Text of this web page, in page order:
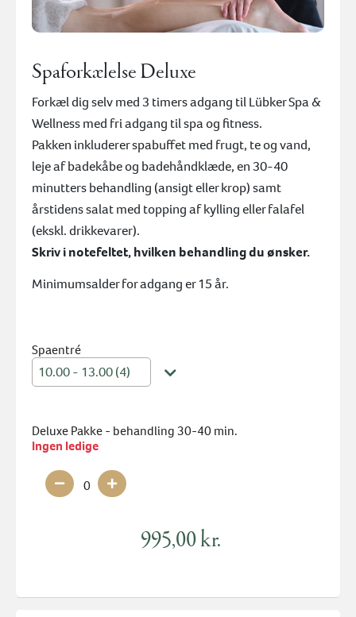
Spaforkælelse Deluxe
Forkæl dig selv med 3 timers adgang til Lübker Spa &
Wellness med fri adgang til spa og fitness.
Pakken inkluderer spabuffet med frugt, te og vand,
leje af badekåbe og badehåndklæde, en 30-40
minutters behandling (ansigt eller krop) samt
årstidens salat med topping af kylling eller falafel
(ekskl. drikkevarer).
Skriv i notefeltet, hvilken behandling du ønsker.
Minimumsalder for adgang er 15 år.
Spaentré
10.00 - 13.00 (4)
Deluxe Pakke - behandling 30-40 min.
Ingen ledige
0
995,00 kr.